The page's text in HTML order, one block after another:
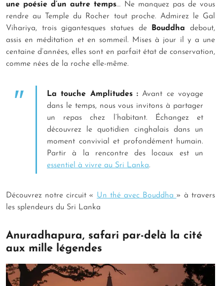
une poésie d’un autre temps… Ne manquez pas de vous
rendre au Temple du Rocher tout proche. Admirez le Gal
Vihariya, trois gigantesques statues de
Bouddhadebout,
assis en méditation et en sommeil. Mises à jour il y a une
centaine d’années, elles sont en parfait état de conservation,
comme nées de la roche elle-même.
La touche Amplitudes : Avant ce voyage
dans le temps, nous vous invitons à partager
un repas chez l’habitant. Échangez et
découvrez le quotidien cinghalais dans un
moment convivial et profondément humain.
Partir à la rencontre des locaux est un
essentiel à vivre au Sri Lanka.
Découvrez notre circuit « Un thé avec Bouddha » à travers
les splendeurs du Sri Lanka
Anuradhapura, safari par-delà la cité
aux mille légendes